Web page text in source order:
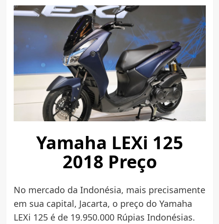
Yamaha LEXi 125
2018 Preço
No mercado da Indonésia, mais precisamente
em sua capital, Jacarta, o preço do Yamaha
LEXi 125 é de 19.950.000 Rúpias Indonésias.